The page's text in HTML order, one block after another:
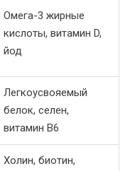
Омега-3 жирные
кислоты, витамин D,
йод
Легкоусвояемый
белок, селен,
витамин B6
Холин, биотин,